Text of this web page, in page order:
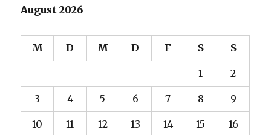
August 2026
M D M D F S S
1 2
3 4 5 6 7 8 9
10 11 12 13 14 15 16